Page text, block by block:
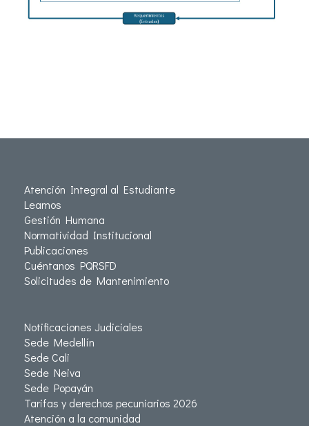
Atención Integral al Estudiante
Leamos
Gestión Humana
Normatividad Institucional
Publicaciones
Cuéntanos PQRSFD
Solicitudes de Mantenimiento
Notificaciones Judiciales
Sede Medellín
Sede Cali
Sede Neiva
Sede Popayán
Tarifas y derechos pecuniarios 2026
Atención a la comunidad